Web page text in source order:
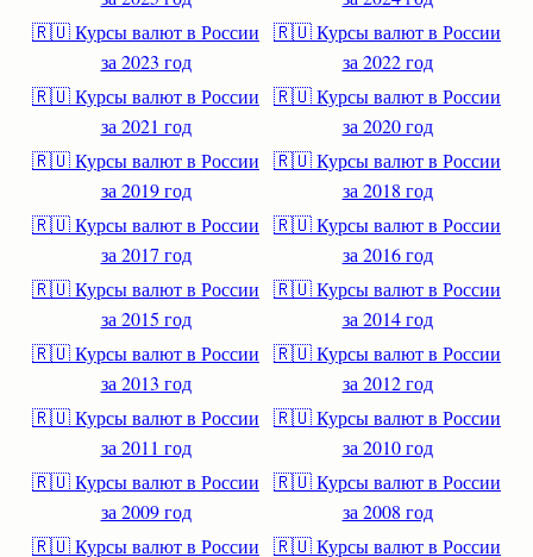
🇷🇺 Курсы валют в России
за 2023 год
🇷🇺 Курсы валют в России
за 2022 год
🇷🇺 Курсы валют в России
за 2021 год
🇷🇺 Курсы валют в России
за 2020 год
🇷🇺 Курсы валют в России
за 2019 год
🇷🇺 Курсы валют в России
за 2018 год
🇷🇺 Курсы валют в России
за 2017 год
🇷🇺 Курсы валют в России
за 2016 год
🇷🇺 Курсы валют в России
за 2015 год
🇷🇺 Курсы валют в России
за 2014 год
🇷🇺 Курсы валют в России
за 2013 год
🇷🇺 Курсы валют в России
за 2012 год
🇷🇺 Курсы валют в России
за 2011 год
🇷🇺 Курсы валют в России
за 2010 год
🇷🇺 Курсы валют в России
за 2009 год
🇷🇺 Курсы валют в России
за 2008 год
🇷🇺 Курсы валют в России
🇷🇺 Курсы валют в России